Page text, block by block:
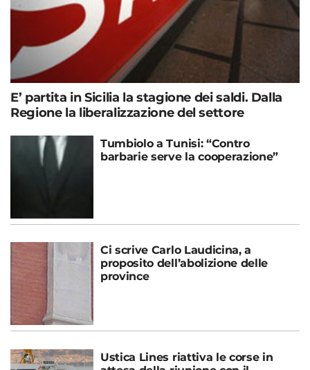
E’ partita in Sicilia la stagione dei saldi. Dalla
Regione la liberalizzazione del settore
Tumbiolo a Tunisi: “Contro
barbarie serve la cooperazione”
Ci scrive Carlo Laudicina, a
proposito dell’abolizione delle
province
Ustica Lines riattiva le corse in